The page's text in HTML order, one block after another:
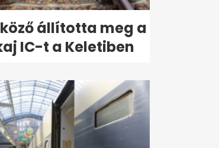
állította meg a
IC-t a Keletiben